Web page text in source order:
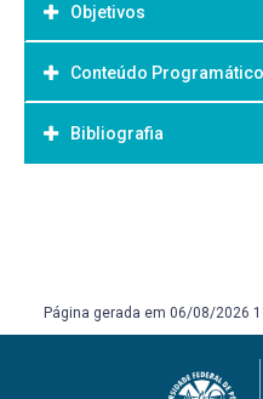
Objetivos
Objetivo Geral:
Conteúdo Programático
Bibliografia
MOORE, Mark H. Criando
Página gerada em 06/08/2026